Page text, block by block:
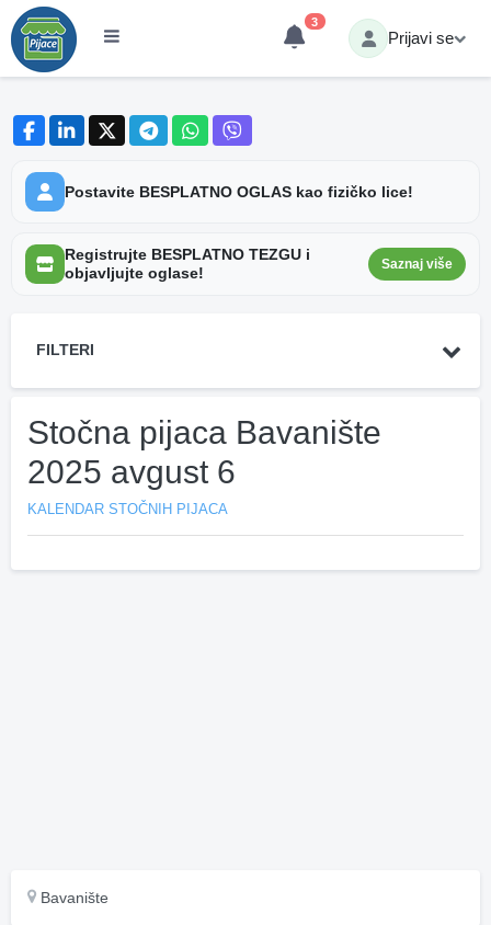
3
Prijavi se
Postavite BESPLATNO OGLAS kao fizičko lice!
Registrujte BESPLATNO TEZGU i
objavljujte oglase!
Saznaj više
FILTERI
Stočna pijaca Bavanište
2025 avgust 6
KALENDAR STOČNIH PIJACA
Bavanište